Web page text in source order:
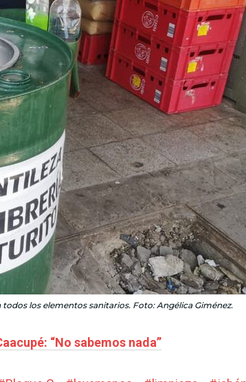
los elementos sanitarios. Foto: Angélica Giménez.
“No sabemos nada”